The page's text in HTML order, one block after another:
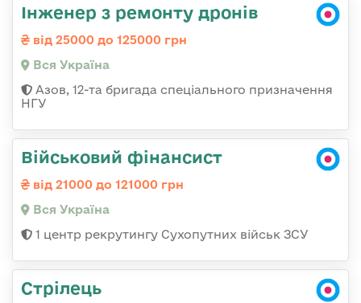
Інженер з ремонту дронів
від 25000 до 125000 грн
Вся Україна
Азов, 12-та бригада спеціального призначення
НГУ
Військовий фінансист
від 21000 до 121000 грн
Вся Україна
1 центр рекрутингу Сухопутних військ ЗСУ
Стрілець